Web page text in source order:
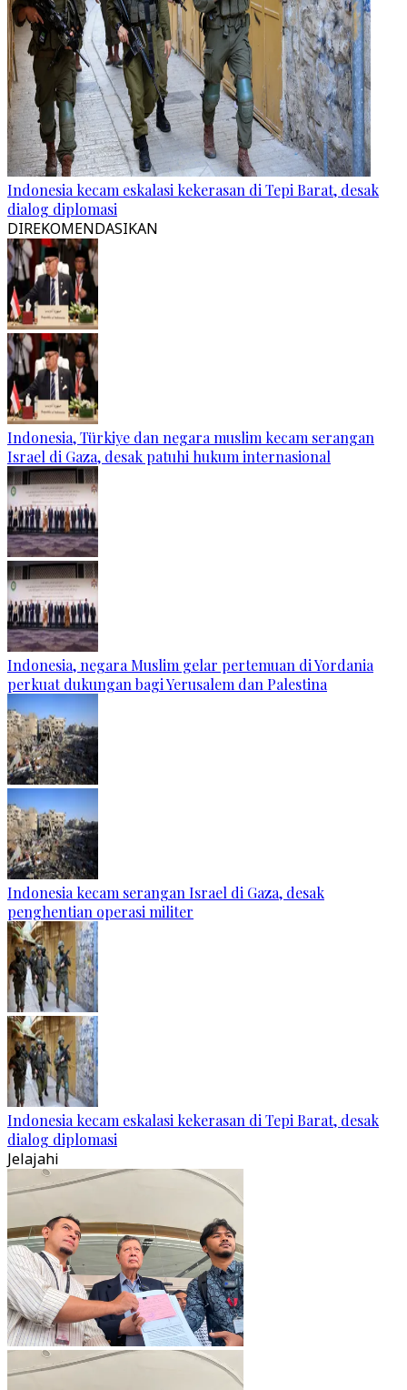
Indonesia kecam eskalasi kekerasan di Tepi Barat, desak
dialog diplomasi
DIREKOMENDASIKAN
Indonesia, Türkiye dan negara muslim kecam serangan
Israel di Gaza, desak patuhi hukum internasional
Indonesia, negara Muslim gelar pertemuan di Yordania
perkuat dukungan bagi Yerusalem dan Palestina
Indonesia kecam serangan Israel di Gaza, desak
penghentian operasi militer
Indonesia kecam eskalasi kekerasan di Tepi Barat, desak
dialog diplomasi
Jelajahi